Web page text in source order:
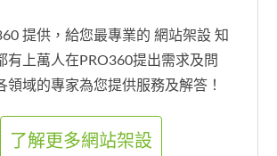
提供，給您最專業的 網站架設 知
有上萬人在PRO360提出需求及問
領域的專家為您提供服務及解答！
了解更多網站架設